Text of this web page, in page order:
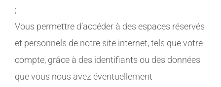
;
Vous permettre d’accéder à des espaces réservés
et personnels de notre site internet, tels que votre
compte, grâce à des identifiants ou des données
que vous nous avez éventuellement